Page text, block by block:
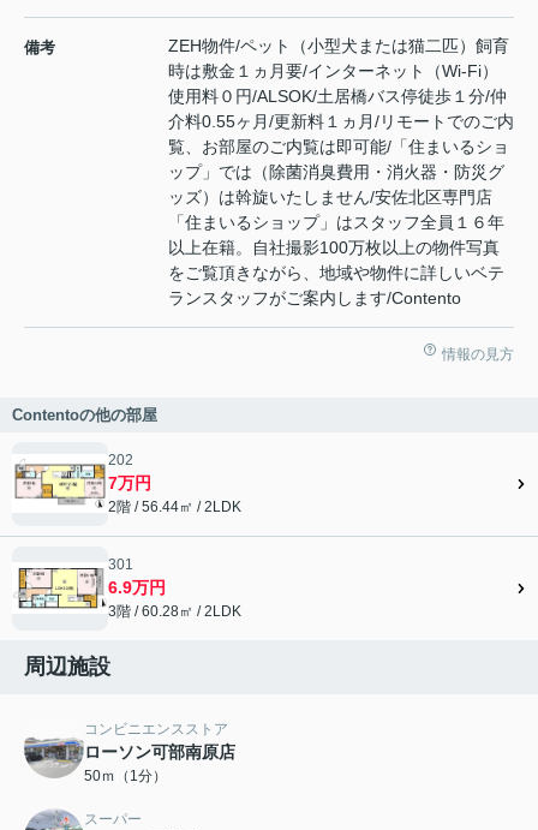
備考
ZEH物件/ペット（小型犬または猫二匹）飼育
時は敷金１ヵ月要/インターネット（Wi-Fi）
使用料０円/ALSOK/土居橋バス停徒歩１分/仲
介料0.55ヶ月/更新料１ヵ月/リモートでのご内
覧、お部屋のご内覧は即可能/「住まいるショ
ップ」では（除菌消臭費用・消火器・防災グ
ッズ）は斡旋いたしません/安佐北区専門店
「住まいるショップ」はスタッフ全員１６年
以上在籍。自社撮影100万枚以上の物件写真
をご覧頂きながら、地域や物件に詳しいベテ
ランスタッフがご案内します/Contento
情報の見方
Contentoの他の部屋
202
7万円
2階 / 56.44㎡ / 2LDK
301
6.9万円
3階 / 60.28㎡ / 2LDK
周辺施設
コンビニエンスストア
ローソン可部南原店
50ｍ（1分）
スーパー